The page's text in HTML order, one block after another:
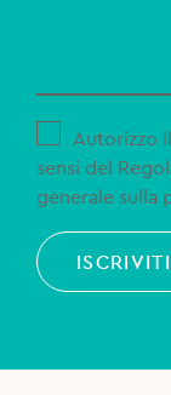
Autorizzo
sensi del
generale sulla
ISCRIVITI